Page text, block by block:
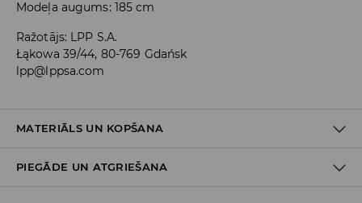
Modeļa augums: 185 cm
Ražotājs: LPP S.A.
Łąkowa 39/44, 80-769 Gdańsk
lpp@lppsa.com
MATERIĀLS UN KOPŠANA
60% KOKVILNA, 40% POLIESTERIS
PIEGĀDE UN ATGRIEŠANA